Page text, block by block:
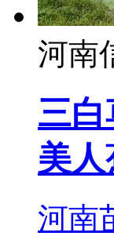
河南
三
美
河南